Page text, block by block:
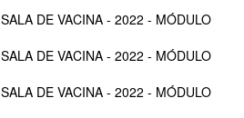
DE VACINA - 2022 - MÓDULO
DE VACINA - 2022 - MÓDULO
DE VACINA - 2022 - MÓDULO